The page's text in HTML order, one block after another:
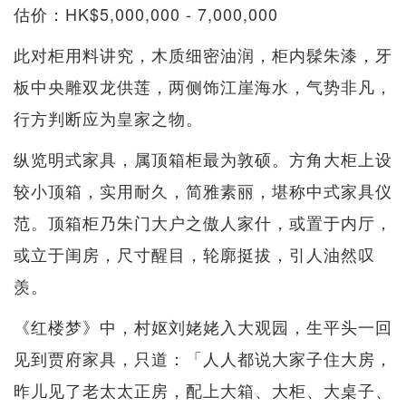
估价：HK$5,000,000 - 7,000,000
此对柜用料讲究，木质细密油润，柜内髹朱漆，牙
板中央雕双龙供莲，两侧饰江崖海水，气势非凡，
行方判断应为皇家之物。
纵览明式家具，属顶箱柜最为敦硕。方角大柜上设
较小顶箱，实用耐久，简雅素丽，堪称中式家具仪
范。顶箱柜乃朱门大户之傲人家什，或置于内厅，
或立于闺房，尺寸醒目，轮廓挺拔，引人油然叹
羡。
《红楼梦》中，村妪刘姥姥入大观园，生平头一回
见到贾府家具，只道：「人人都说大家子住大房，
昨儿见了老太太正房，配上大箱、大柜、大桌子、